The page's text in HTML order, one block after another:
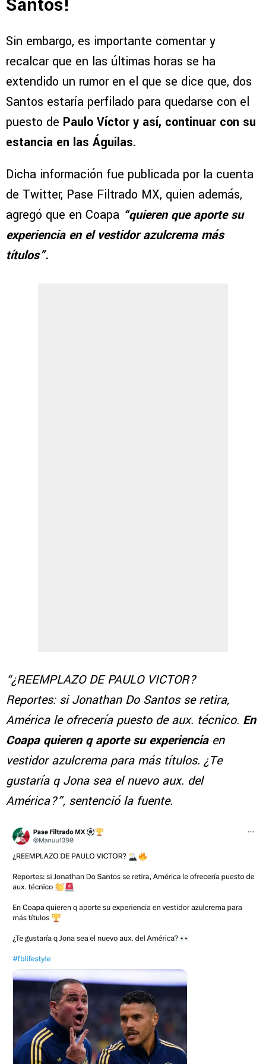
Sin embargo, es importante comentar y
recalcar que en las últimas horas se ha
extendido un rumor en el que se dice que, dos
Santos estaría perfilado para quedarse con el
puesto de Paulo Víctor y así, continuar con su
estancia en las Águilas.
Dicha información fue publicada por la cuenta
de Twitter, Pase Filtrado MX, quien además,
agregó que en Coapa “quieren que aporte su
experiencia en el vestidor azulcrema más
títulos”.
“¿REEMPLAZO DE PAULO VICTOR?
Reportes: si Jonathan Do Santos se retira,
América le ofrecería puesto de aux. técnico. En
Coapa quieren q aporte su experienciaen
vestidor azulcrema para más títulos. ¿Te
gustaría q Jona sea el nuevo aux. del
América?”, sentenció la fuente.